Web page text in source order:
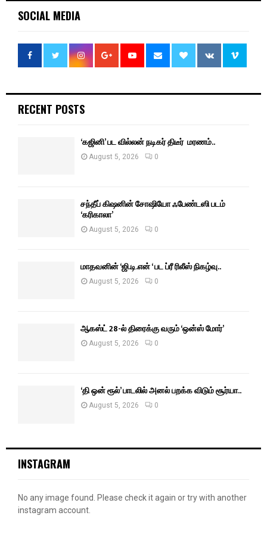
SOCIAL MEDIA
RECENT POSTS
‘கஜினி’ பட வில்லன் நடிகர் திடீர் மரணம்..
August 5, 2026 0
சந்தீப் கிஷனின் சோஷியோ ஃபேண்டஸி படம்
‘கரிகாலா’
August 5, 2026 0
மாதவனின் ‘ஜி.டி.என் ‘ பட ப்ரீ ரிலீஸ் நிகழ்வு..
August 5, 2026 0
ஆகஸ்ட் 28-ல் திரைக்கு வரும் ‘ஒன்ஸ் மோர்’
August 5, 2026 0
‘தி ஒன் ரூல்’ பாடலில் அனல் பறக்க விடும் சூர்யா..
August 5, 2026 0
INSTAGRAM
No any image found. Please check it again or try with another
instagram account.